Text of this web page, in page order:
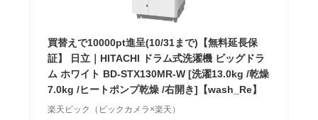
買替えで10000pt進呈(10/31まで)【無料延長保
証】 日立｜HITACHI ドラム式洗濯機 ビッグドラ
ム ホワイト BD-STX130MR-W [洗濯13.0kg /乾燥
7.0kg /ヒートポンプ乾燥 /右開き]【wash_Re】
楽天ビック（ビックカメラ×楽天）